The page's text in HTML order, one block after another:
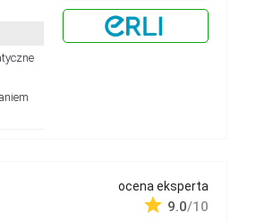
ocena eksperta
9.0/10